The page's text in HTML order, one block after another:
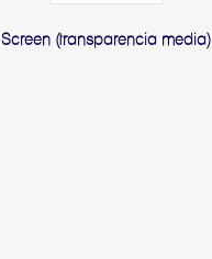
Screen (transparencia media)